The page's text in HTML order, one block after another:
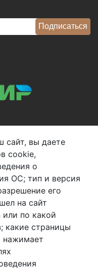
2.
сайт, вы даете
cookie,
о
ОС; тип и версия
его
на сайт
или по какой
какие страницы
нажимает